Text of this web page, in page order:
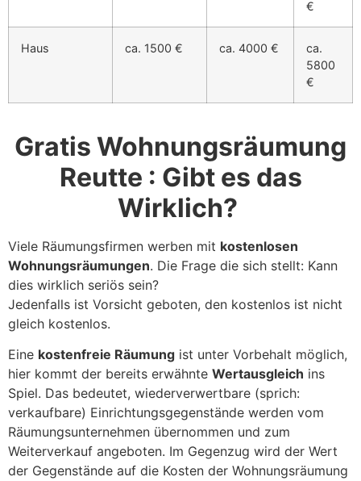
€
Haus ca. 1500 € ca. 4000 €
ca.
5800
€
Gratis Wohnungsräumung
Reutte : Gibt es das
Wirklich?
Viele Räumungsfirmen werben mit kostenlosen
Wohnungsräumungen. Die Frage die sich stellt: Kann
dies wirklich seriös sein?
Jedenfalls ist Vorsicht geboten, den kostenlos ist nicht
gleich kostenlos.
Eine kostenfreie Räumung ist unter Vorbehalt möglich,
hier kommt der bereits erwähnte Wertausgleich ins
Spiel. Das bedeutet, wiederverwertbare (sprich:
verkaufbare) Einrichtungsgegenstände werden vom
Räumungsunternehmen übernommen und zum
Weiterverkauf angeboten. Im Gegenzug wird der Wert
der Gegenstände auf die Kosten der Wohnungsräumung